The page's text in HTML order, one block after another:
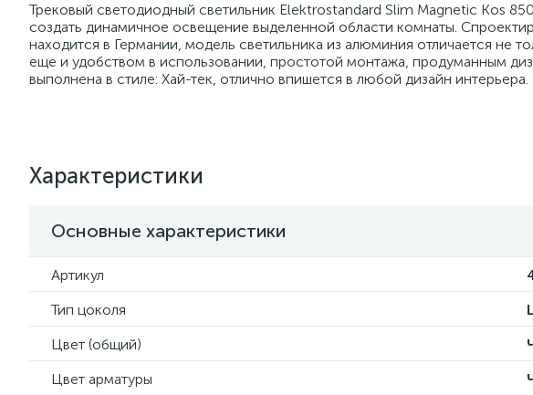
Трековый светодиодный светильник Elektrostandard Slim Magnetic Kos
создать динамичное освещение выделенной области комнаты.
находится в Германии, модель светильника из алюминия отличается не
еще и удобством в использовании, простотой монтажа, продуманным
выполнена в стиле: Хай-тек, отлично впишется в любой дизайн интерьера.
Характеристики
Основные характеристики
Артикул
Тип цоколя
Цвет (общий)
Цвет арматуры